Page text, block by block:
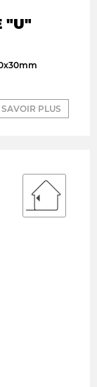
"U"
SAVOIR PLUS